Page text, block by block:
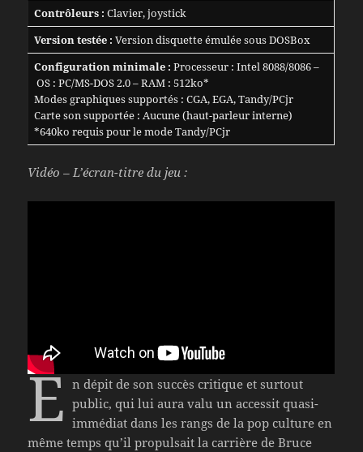
Contrôleurs : Clavier, joystick
Version testée : Version disquette émulée sous DOSBox
Configuration minimale : Processeur : Intel 8088/8086 –
OS : PC/MS-DOS 2.0 – RAM : 512ko*
Modes graphiques supportés : CGA, EGA, Tandy/PCjr
Carte son supportée : Aucune (haut-parleur interne)
*640ko requis pour le mode Tandy/PCjr
Vidéo – L’écran-titre du jeu :
E n dépit de son succès critique et surtout
public, qui lui aura valu un accessit quasi-
immédiat dans les rangs de la pop culture en
même temps qu’il propulsait la carrière de Bruce